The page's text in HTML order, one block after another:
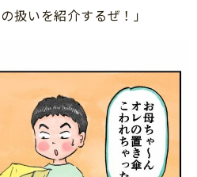
扱いを紹介するぜ！」